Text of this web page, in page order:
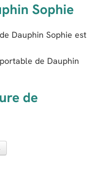
Sophie
Dauphin Sophie est
de Dauphin
de